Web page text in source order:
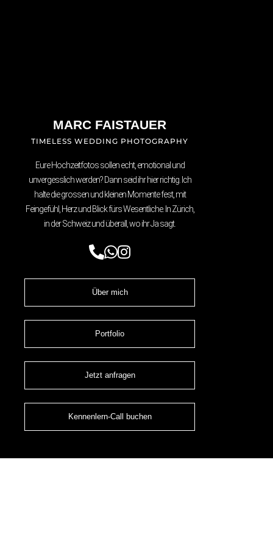
MARC FAISTAUER
TIMELESS WEDDING PHOTOGRAPHY
Eure Hochzeitfotos sollen echt, emotional und
unvergesslich werden? Dann seid ihr hier richtig. Ich
halte die grossen und kleinen Momente fest, mit
Feingefühl, Herz und Blick fürs Wesentliche. In Zürich,
in der Schweiz und überall, wo ihr Ja sagt.
Über mich
Portfolio
Jetzt anfragen
Kennenlern-Call buchen